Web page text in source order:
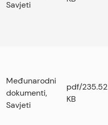
Savjeti
Međunarodni
dokumenti,
Savjeti
pdf/235.52
KB